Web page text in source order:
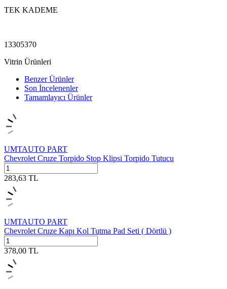
TEK KADEME
13305370
Vitrin Ürünleri
Benzer Ürünler
Son İncelenenler
Tamamlayıcı Ürünler
UMTAUTO PART
Chevrolet Cruze Torpido Stop Klipsi Torpido Tutucu
283,63 TL
UMTAUTO PART
Chevrolet Cruze Kapı Kol Tutma Pad Seti ( Dörtlü )
378,00 TL